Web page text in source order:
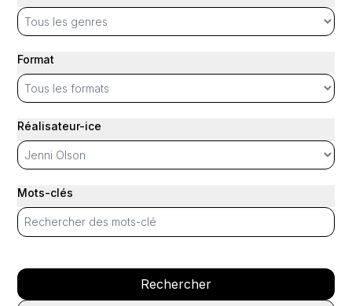
Format
Réalisateur-ice
Mots-clés
Rechercher